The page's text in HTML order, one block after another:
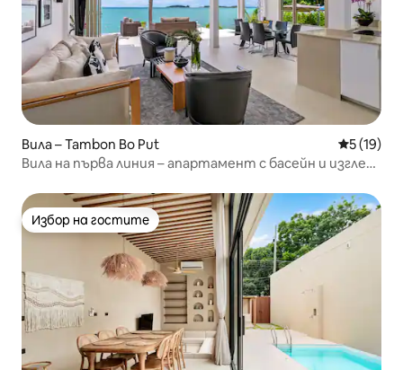
Вила – Tambon Bo Put Средна
5 (19)
Вила на първа линия – апартамент с басейн и изглед
Избор на гостите
Избор на гостите